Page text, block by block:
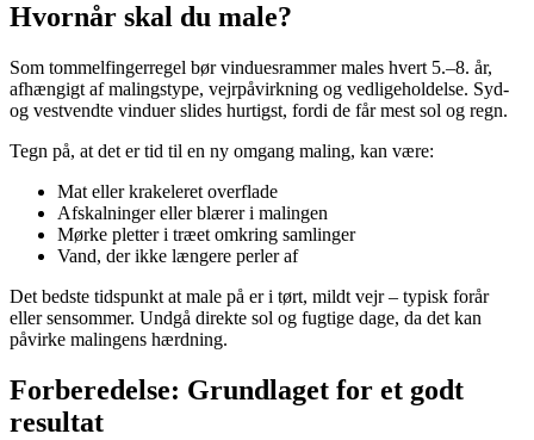
Hvornår skal du male?
Som tommelfingerregel bør vinduesrammer males hvert 5.–8. år,
afhængigt af malingstype, vejrpåvirkning og vedligeholdelse. Syd-
og vestvendte vinduer slides hurtigst, fordi de får mest sol og regn.
Tegn på, at det er tid til en ny omgang maling, kan være:
Mat eller krakeleret overflade
Afskalninger eller blærer i malingen
Mørke pletter i træet omkring samlinger
Vand, der ikke længere perler af
Det bedste tidspunkt at male på er i tørt, mildt vejr – typisk forår
eller sensommer. Undgå direkte sol og fugtige dage, da det kan
påvirke malingens hærdning.
Forberedelse: Grundlaget for et godt
resultat